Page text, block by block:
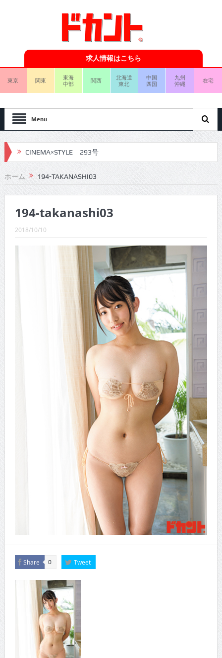
求人情報はこちら
東京 関東
東海
中部
関西
北海道
東北
中国
四国
九州
沖縄
在宅
Menu
CINEMA×STYLE 293号
CINEMA×STYLE 292号
CINEMA×STYLE 291号
CINEMA×STYLE 290号
CINEMA×STYLE 289号
CINEMA×STYLE 288号
CINEMA×STYLE 287号
CINEMA×STYLE 286号
CINEMA×STYLE 285号
CINEMA×STYLE 294号
ホーム 194-TAKANASHI03
194-takanashi03
2018/10/10
Share 0 Tweet